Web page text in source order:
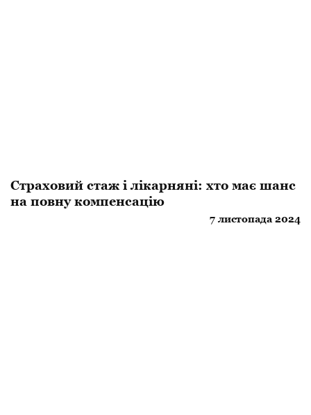
Страховий стаж і лікарняні: хто має шанс
на повну компенсацію
7 листопада 2024